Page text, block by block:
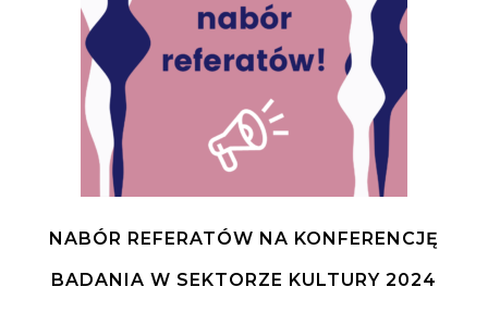
NABÓR REFERATÓW NA KONFERENCJĘ
BADANIA W SEKTORZE KULTURY 2024